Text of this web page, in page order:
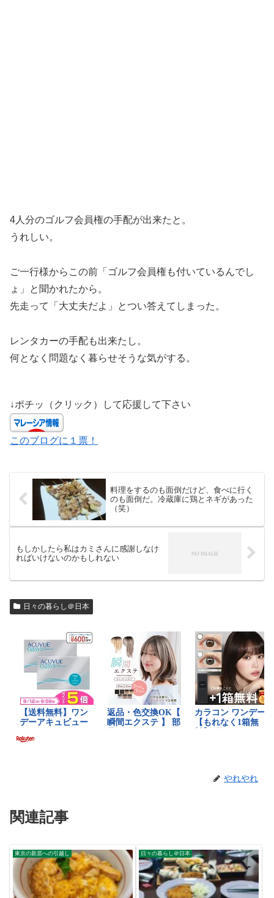
4人分のゴルフ会員権の手配が出来たと。
うれしい。
ご一行様からこの前「ゴルフ会員権も付いているんでし
ょ」と聞かれたから。
先走って「大丈夫だよ」とつい答えてしまった。
レンタカーの手配も出来たし。
何となく問題なく暮らせそうな気がする。
↓ポチッ（クリック）して応援して下さい
このブログに１票！
料理をするのも面倒だけど、食べに行く
のも面倒だ。冷蔵庫に鶏とネギがあった
（笑）
もしかしたら私はカミさんに感謝しなけ
ればいけないのかもしれない
日々の暮らし＠日本
やれやれ
関連記事
東京の新居への引越し 日々の暮らし＠日本